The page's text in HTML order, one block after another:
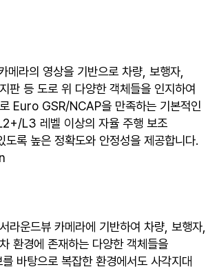
라의 영상을 기반으로 차량, 보행자,
판 등 도로 위 다양한 객체들을 인지하여
Euro GSR/NCAP을 만족하는 기본적인
L3 레벨 이상의 자율 주행 보조
도록 높은 정확도와 안정성을 제공합니다.
운드뷰 카메라에 기반하여 차량, 보행자,
환경에 존재하는 다양한 객체들을
바탕으로 복잡한 환경에서도 사각지대